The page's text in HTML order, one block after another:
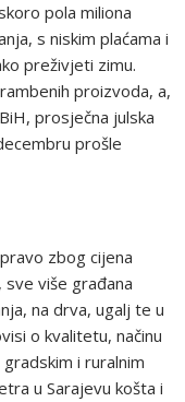
pola miliona
s niskim plaćama i
preživjeti zimu.
proizvoda, a,
prosječna julska
prošle
zbog cijena
više građana
na drva, ugalj te u
o kvalitetu, načinu
i ruralnim
u Sarajevu košta i